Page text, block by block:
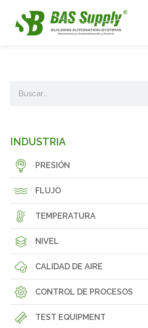
INDUSTRIA
PRESIÓN
FLUJO
TEMPERATURA
NIVEL
CALIDAD DE AIRE
CONTROL DE PROCESOS
TEST EQUIPMENT